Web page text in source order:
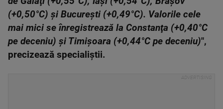
(+0,50°C) şi Bucureşti (+0,49°C). Valorile cele
mai mici se înregistrează la Constanţa (+0,40°C
pe deceniu) şi Timişoara (+0,44°C pe deceniu)",
precizează specialiştii.